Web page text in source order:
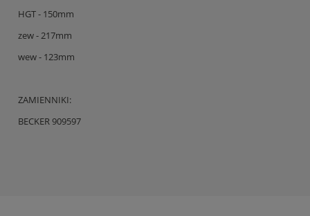
HGT - 150mm
zew - 217mm
wew - 123mm
ZAMIENNIKI:
BECKER 909597